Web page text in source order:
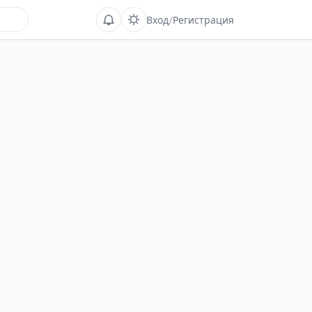
Вход/Регистрация